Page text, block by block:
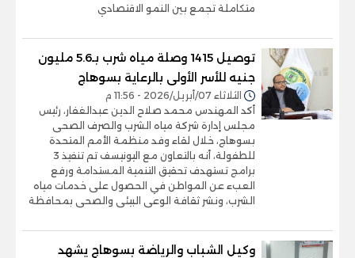
متكاملة تجمع بين النمو الاقتصادي
توصيل 1415 وصلة مياه شرب بـ5.6 مليون
جنيه للأسر الأولى بالرعاية بسوهاج
الثلاثاء 07/أبريل/2026 - 11:56 م
أكد المهندس محمد صلاح الدين عبدالغفار، رئيس
مجلس إدارة شركة مياه الشرب والصرف الصحى
بسوهاج، خلال لقاء وفد منظمة الأمم المتحدة
للطفولة، أنه بالتعاون مع اليونيسف تم تنفيذ 3
برامج تستهدف تحقيق التنمية المستدامة ورفع
العبء عن المواطن في الحصول على خدمات مياه
الشرب، ونشر ثقافة الوعى البيئى والصحى بمحافظة
وكيل الشباب والرياضة بسوهاج يشهد